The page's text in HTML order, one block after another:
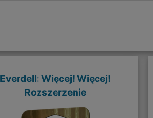
Everdell: Więcej! Więcej!
Rozszerzenie